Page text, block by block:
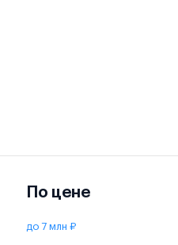
По цене
до 7 млн ₽